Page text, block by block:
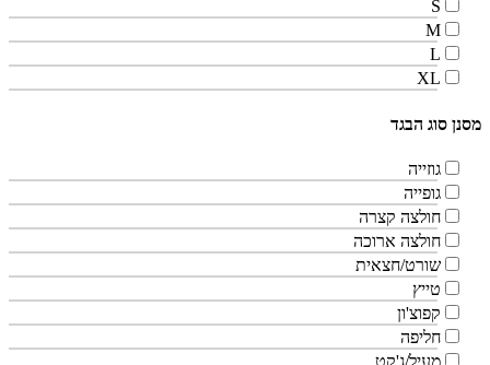
S
M
L
XL
מסנן סוג הבגד
גוזייה
גופייה
חולצה קצרה
חולצה ארוכה
שורט/חצאית
טייץ
קפוצ'ון
חליפה
מעיל/ג'קט